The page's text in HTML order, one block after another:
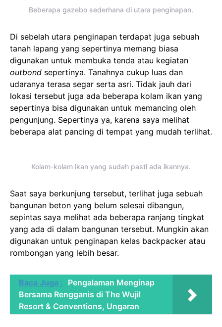
Beberapa gazebo sederhana di utara penginapan.
Di sebelah utara penginapan terdapat juga sebuah
tanah lapang yang sepertinya memang biasa
digunakan untuk membuka tenda atau kegiatan
outbond sepertinya. Tanahnya cukup luas dan
udaranya terasa segar serta asri. Tidak jauh dari
lokasi tersebut juga ada beberapa kolam ikan yang
sepertinya bisa digunakan untuk memancing oleh
pengunjung. Sepertinya ya, karena saya melihat
beberapa alat pancing di tempat yang mudah terlihat.
Kolam-kolam ikan yang sudah pasti ada ikannya.
Saat saya berkunjung tersebut, terlihat juga sebuah
bangunan beton yang belum selesai dibangun,
sepintas saya melihat ada beberapa ranjang tingkat
yang ada di dalam bangunan tersebut. Mungkin akan
digunakan untuk penginapan kelas backpacker atau
rombongan yang lebih besar.
Baca Juga : Pengalaman Menginap
Bersama Rengganis di The Wujil
Resort & Conventions, Ungaran